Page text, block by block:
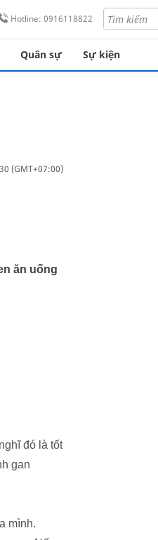
Hotline: 0916118822
Quân sự Sự kiện
(GMT+07:00)
ăn uống
đó là tốt
gan
mình.